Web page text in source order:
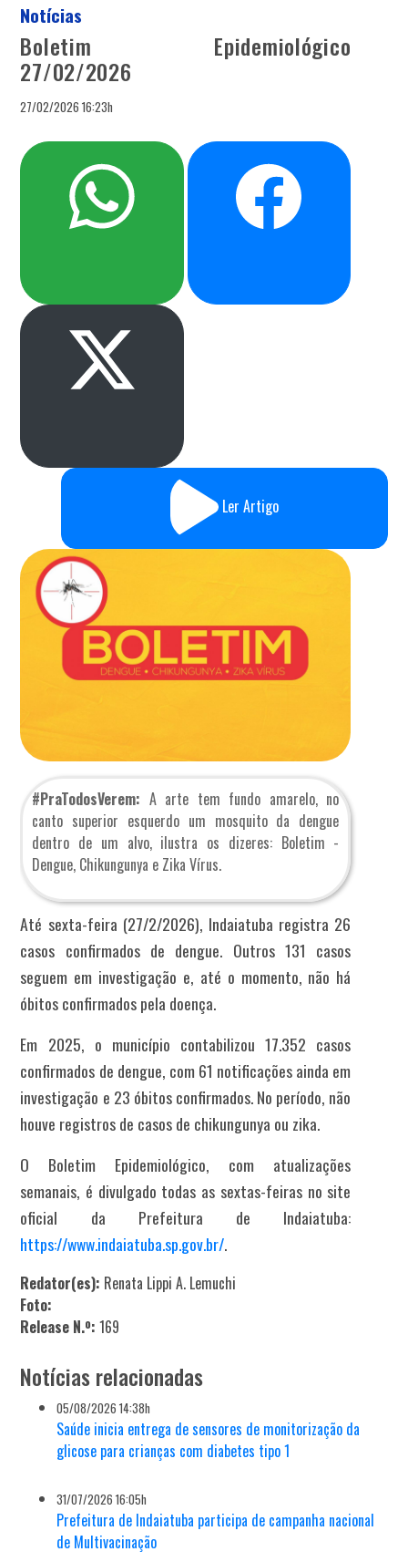
Notícias
Boletim Epidemiológico
27/02/2026
27/02/2026 16:23h
Ler Artigo
#PraTodosVerem: A arte tem fundo amarelo, no
canto superior esquerdo um mosquito da dengue
dentro de um alvo, ilustra os dizeres: Boletim -
Dengue, Chikungunya e Zika Vírus.
Até sexta-feira (27/2/2026), Indaiatuba registra 26
casos confirmados de dengue. Outros 131 casos
seguem em investigação e, até o momento, não há
óbitos confirmados pela doença.
Em 2025, o município contabilizou 17.352 casos
confirmados de dengue, com 61 notificações ainda em
investigação e 23 óbitos confirmados. No período, não
houve registros de casos de chikungunya ou zika.
O Boletim Epidemiológico, com atualizações
semanais, é divulgado todas as sextas-feiras no site
oficial da Prefeitura de Indaiatuba:
https://www.indaiatuba.sp.gov.br/.
Redator(es): Renata Lippi A. Lemuchi
Foto:
Release N.º: 169
Notícias relacionadas
05/08/2026 14:38h
Saúde inicia entrega de sensores de monitorização da
glicose para crianças com diabetes tipo 1
31/07/2026 16:05h
Prefeitura de Indaiatuba participa de campanha nacional
de Multivacinação